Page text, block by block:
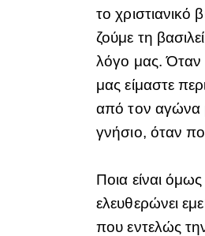
το
ζούμε τη
λόγο μας. Όταν
μας είμαστε
από τον αγώνα
γνήσιο, όταν
Ποια είναι
ελευθερώνει
που εντελώς